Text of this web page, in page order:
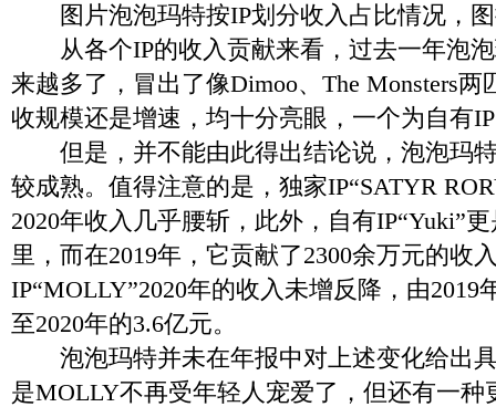
图片泡泡玛特按IP划分收入占比情况，
从各个IP的收入贡献来看，过去一年泡泡
来越多了，冒出了像Dimoo、The Monsters两
收规模还是增速，均十分亮眼，一个为自有
但是，并不能由此得出结论说，泡泡玛特
较成熟。值得注意的是，独家IP“SATYR
2020年收入几乎腰斩，此外，自有IP“Yuki”
里，而在2019年，它贡献了2300余万元的收
IP“MOLLY”2020年的收入未增反降，由2019
至2020年的3.6亿元。
泡泡玛特并未在年报中对上述变化给出
是MOLLY不再受年轻人宠爱了，但还有一种